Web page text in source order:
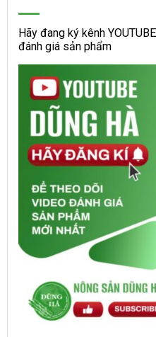
Hãy đang ký kênh
đánh giá sản phẩm